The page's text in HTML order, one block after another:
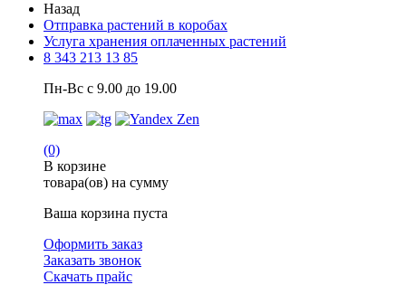
Назад
Отправка растений в коробах
Услуга хранения оплаченных растений
8 343 213 13 85
Пн-Вс с 9.00 до 19.00
(0)
В корзине
товара(ов) на сумму
Ваша корзина пуста
Оформить заказ
Заказать звонок
Скачать прайс